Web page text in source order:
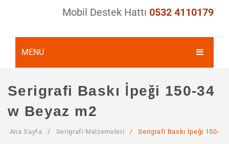
Mobil Destek Hattı 0532 4110179
MENU
KURUMSAL
Hakkımızda
Serigrafi Baskı İpeği 150-34
w Beyaz m2
Ana Sayfa / Serigrafi Malzemeleri / Serigrafi Baskı İpeği 150-